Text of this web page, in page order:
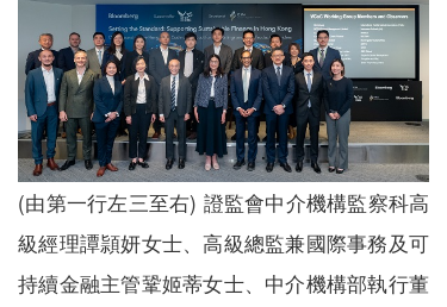
(由第一行左三至右) 證監會中介機構監察科高
級經理譚頴妍女士、高級總監兼國際事務及可
持續金融主管鞏姬蒂女士、中介機構部執行董